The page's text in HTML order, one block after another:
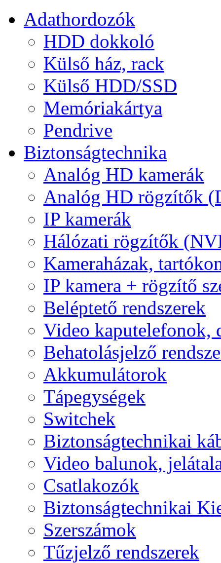
Adathordozók
HDD dokkoló
Külső ház, rack
Külső HDD/SSD
Memóriakártya
Pendrive
Biztonságtechnika
Analóg HD kamerák
Analóg HD rögzítők
IP kamerák
Hálózati rögzítők
Kameraházak,
IP kamera + rögzítő
Beléptető rendszerek
Video kaputelefonok,
Behatolásjelző
Akkumulátorok
Tápegységek
Switchek
Biztonságtechnikai
Video balunok,
Csatlakozók
Biztonságtechnikai
Szerszámok
Tűzjelző rendszerek